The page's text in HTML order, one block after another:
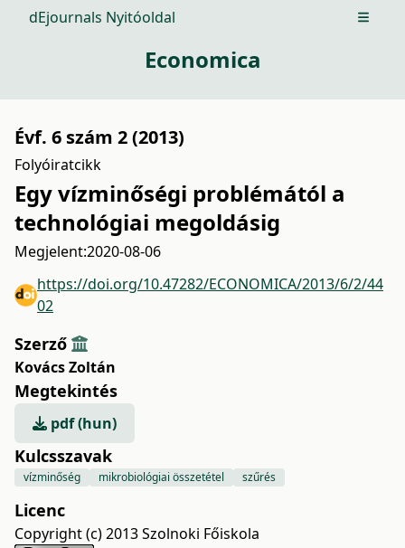
dEjournals Nyitóoldal Open
Economica
Évf. 6 szám 2 (2013)
Folyóiratcikk
Egy vízminőségi problémától a
technológiai megoldásig
Megjelent:2020-08-06
https://doi.org/10.47282/ECONOMICA/2013/6/2/44
02
Szerző
Kovács Zoltán
Megtekintés
pdf (hun)
Kulcsszavak
vízminőség mikrobiológiai összetétel szűrés
Licenc
Copyright (c) 2013 Szolnoki Főiskola